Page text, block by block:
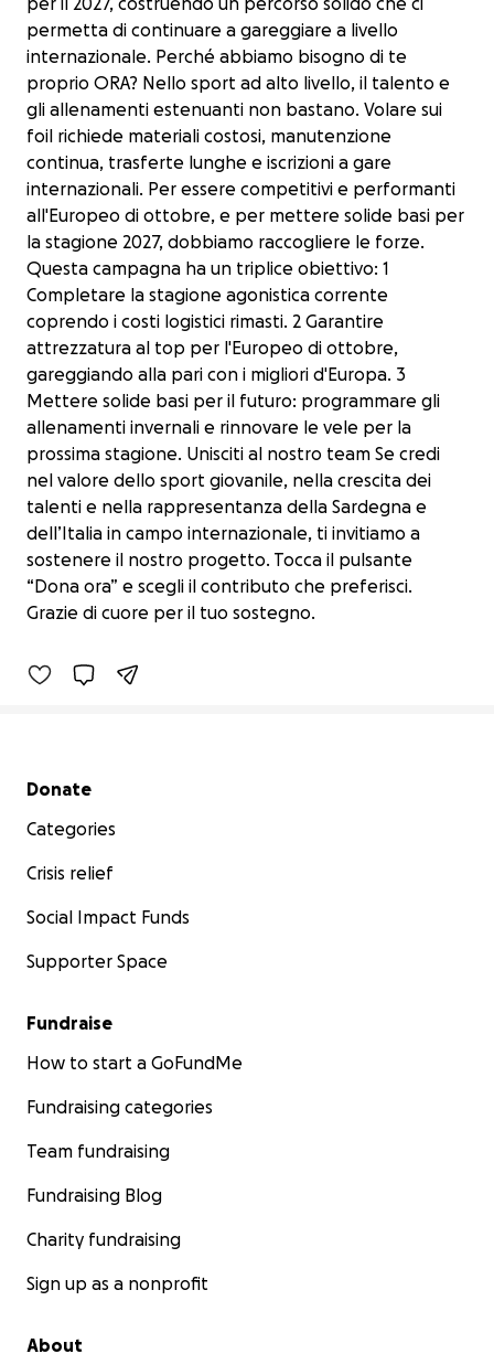
permetta di continuare a gareggiare a livello
internazionale. Perché abbiamo bisogno di te
proprio ORA? Nello sport ad alto livello, il talento e
gli allenamenti estenuanti non bastano. Volare sui
foil richiede materiali costosi, manutenzione
continua, trasferte lunghe e iscrizioni a gare
internazionali. Per essere competitivi e performanti
all'Europeo di ottobre, e per mettere solide basi per
la stagione 2027, dobbiamo raccogliere le forze.
Questa campagna ha un triplice obiettivo: 1
Completare la stagione agonistica corrente
coprendo i costi logistici rimasti. 2 Garantire
attrezzatura al top per l'Europeo di ottobre,
gareggiando alla pari con i migliori d'Europa. 3
Mettere solide basi per il futuro: programmare gli
allenamenti invernali e rinnovare le vele per la
prossima stagione. Unisciti al nostro team Se credi
nel valore dello sport giovanile, nella crescita dei
talenti e nella rappresentanza della Sardegna e
dell’Italia in campo internazionale, ti invitiamo a
sostenere il nostro progetto. Tocca il pulsante
“Dona ora” e scegli il contributo che preferisci.
Grazie di cuore per il tuo sostegno.
Sostieni l’onda di Andrea e Vanja
€150 raised
Secondary menu
Donate
Categories
Crisis relief
Social Impact Funds
Supporter Space
Fundraise
How to start a GoFundMe
Fundraising categories
Team fundraising
Fundraising Blog
Charity fundraising
Sign up as a nonprofit
About